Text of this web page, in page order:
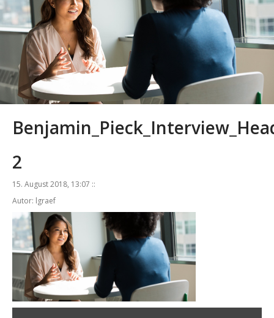
2
15. August 2018, 13:07 ::
Autor: lgraef